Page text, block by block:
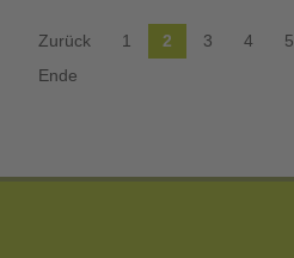
Zurück
1 2 3 4 5
Ende